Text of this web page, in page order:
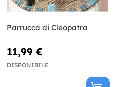
Parrucca di Cleopatra
11,99 €
DISPONIBILE